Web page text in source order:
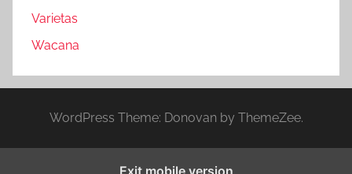
Varietas
Wacana
WordPress Theme: Donovan by ThemeZee.